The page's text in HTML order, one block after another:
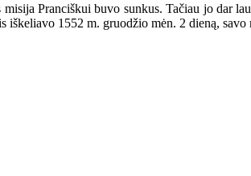
Pranciškui buvo sunkus. Tačiau jo dar
iškeliavo 1552 m. gruodžio mėn. 2 dieną,